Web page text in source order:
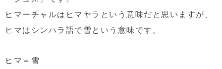
ヒマーチャルはヒマヤラという意味だと思いますが、
ヒマはシンハラ語で雪という意味です。
ヒマ＝雪